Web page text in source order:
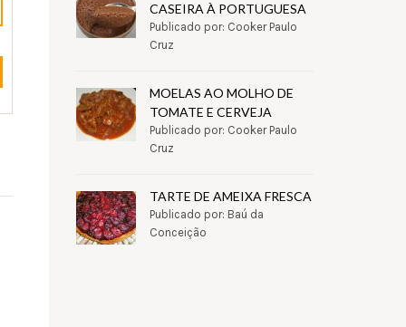
CASEIRA À PORTUGUESA
Publicado por: Cooker Paulo
Cruz
MOELAS AO MOLHO DE
TOMATE E CERVEJA
Publicado por: Cooker Paulo
Cruz
TARTE DE AMEIXA FRESCA
Publicado por: Baú da
Conceição